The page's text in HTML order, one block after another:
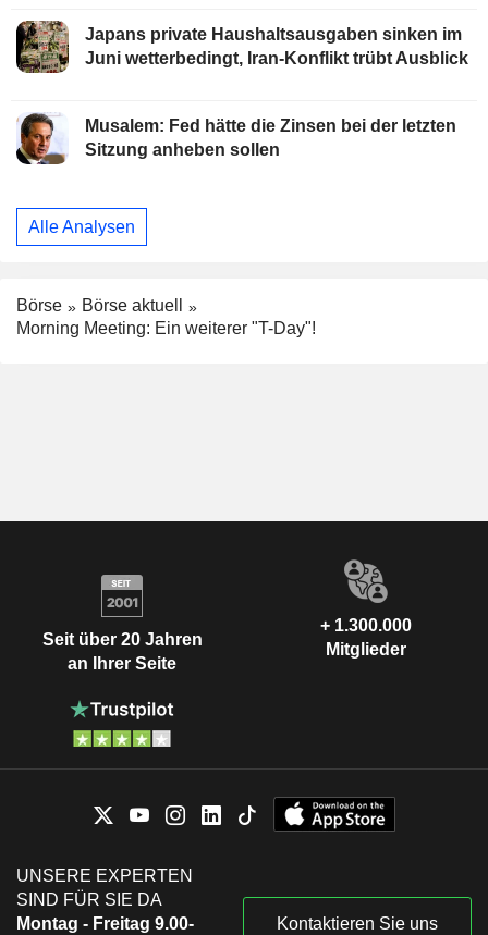
Japans private Haushaltsausgaben sinken im
Juni wetterbedingt, Iran-Konflikt trübt Ausblick
Musalem: Fed hätte die Zinsen bei der letzten
Sitzung anheben sollen
Alle Analysen
Börse
Börse aktuell
Morning Meeting: Ein weiterer "T-Day"!
Seit über 20 Jahren
an Ihrer Seite
+ 1.300.000
Mitglieder
UNSERE EXPERTEN
SIND FÜR SIE DA
Montag - Freitag 9.00-
Kontaktieren Sie uns